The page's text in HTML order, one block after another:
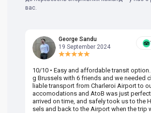
вас.
George Sandu
19 September 2024
10/10 • Easy and affordable transit
g Brussels with 6 friends and we needed
liable transport from Charleroi Airport to
accomodations and AtoB was just
arrived on time, and safely took us to the
sels and back to the Airport when the trip